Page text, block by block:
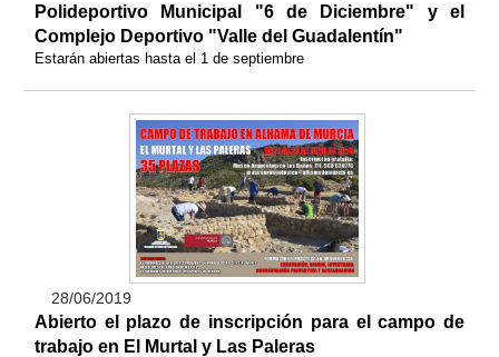
Polideportivo Municipal "6 de Diciembre" y el
Complejo Deportivo "Valle del Guadalentín"
Estarán abiertas hasta el 1 de septiembre
28/06/2019
Abierto el plazo de inscripción para el campo de
trabajo en El Murtal y Las Paleras